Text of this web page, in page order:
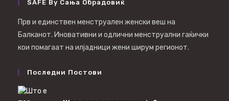
SAFE By Сања Обрадовиќ
Прв и единствен менструален женски веш на
Балканот. Иновативни и одлични менструални гаќички
кои помагаат на илјадници жени ширум регионот.
Последни Постови